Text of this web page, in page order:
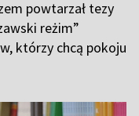
powtarzał tezy
reżim”
którzy chcą pokoju